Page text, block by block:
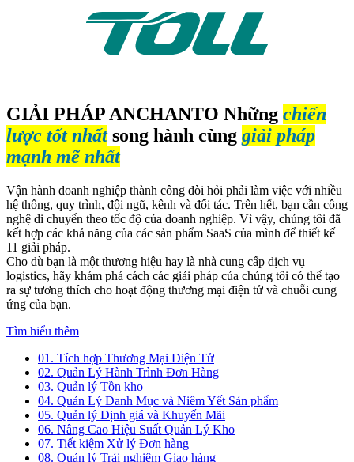
GIẢI PHÁP ANCHANTO Những chiến
lược tốt nhấtsong hành cùng giải pháp
mạnh mẽ nhất
Vận hành doanh nghiệp thành công đòi hỏi phải làm việc với nhiều
hệ thống, quy trình, đội ngũ, kênh và đối tác. Trên hết, bạn cần công
nghệ di chuyển theo tốc độ của doanh nghiệp. Vì vậy, chúng tôi đã
kết hợp các khả năng của các sản phẩm SaaS của mình để thiết kế
11 giải pháp.
Cho dù bạn là một thương hiệu hay là nhà cung cấp dịch vụ
logistics, hãy khám phá cách các giải pháp của chúng tôi có thể tạo
ra sự tương thích cho hoạt động thương mại điện tử và chuỗi cung
ứng của bạn.
Tìm hiểu thêm
01. Tích hợp Thương Mại Điện Tử
02. Quản Lý Hành Trình Đơn Hàng
03. Quản lý Tồn kho
04. Quản Lý Danh Mục và Niêm Yết Sản phẩm
05. Quản lý Định giá và Khuyến Mãi
06. Nâng Cao Hiệu Suất Quản Lý Kho
07. Tiết kiệm Xử lý Đơn hàng
08. Quản lý Trải nghiệm Giao hàng